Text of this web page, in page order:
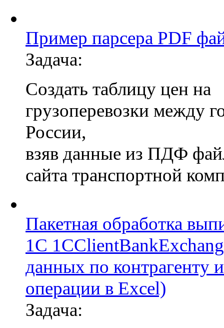
Пример парсера PDF
Задача:
Создать таблицу цен на
грузоперевозки между
России,
взяв данные из ПДФ
сайта транспортной
Пакетная обработка
1С
данных по контрагенту и
операции в Excel)
Задача: